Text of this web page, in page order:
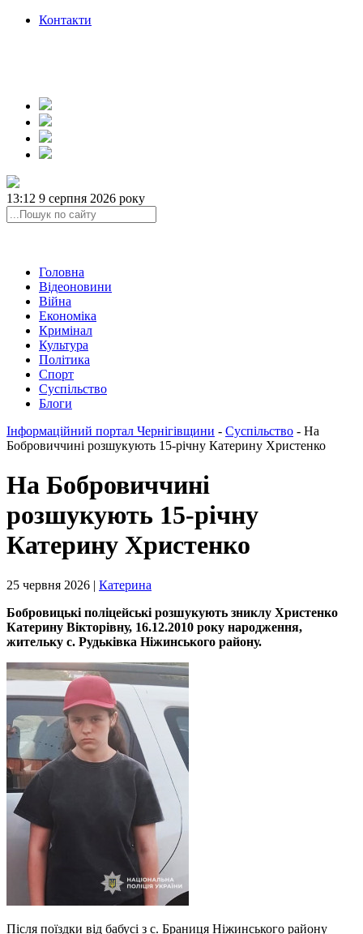
Контакти
13:12 9 серпня 2026 року
Головна
Відеоновини
Війна
Економіка
Кримінал
Культура
Політика
Спорт
Суспільство
Блоги
Інформаційний портал Чернігівщини - Суспільство - На
Бобровиччині розшукують 15-річну Катерину Христенко
На Бобровиччині
розшукують 15-річну
Катерину Христенко
25 червня 2026 | Катерина
Бобровицькі поліцейські розшукують зниклу Христенко
Катерину Вікторівну, 16.12.2010 року народження,
жительку с. Рудьківка Ніжинського району.
Після поїздки від бабусі з с. Браниця Ніжинського району